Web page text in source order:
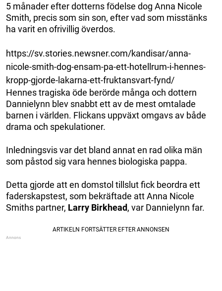
5 månader efter dotterns födelse dog Anna Nicole
Smith, precis som sin son, efter vad som misstänks
ha varit en ofrivillig överdos.
https://sv.stories.newsner.com/kandisar/anna-
nicole-smith-dog-ensam-pa-ett-hotellrum-i-hennes-
kropp-gjorde-lakarna-ett-fruktansvart-fynd/
Hennes tragiska öde berörde många och dottern
Dannielynn blev snabbt ett av de mest omtalade
barnen i världen. Flickans uppväxt omgavs av både
drama och spekulationer.
Inledningsvis var det bland annat en rad olika män
som påstod sig vara hennes biologiska pappa.
Detta gjorde att en domstol tillslut fick beordra ett
faderskapstest, som bekräftade att Anna Nicole
Smiths partner, Larry Birkhead, var Dannielynn far.